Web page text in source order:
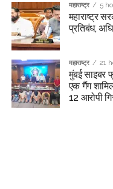
महाराष्ट्र 5
महाराष्ट्र
प्रतिबंध,
महाराष्ट्र 21
मुंबई साइबर
एक गैंग
12 आरोपी